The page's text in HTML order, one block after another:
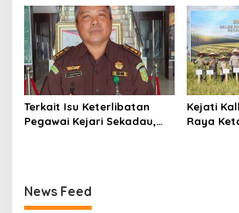
Ke – 33
2026
Terkait Isu Keterlibatan
Pegawai Kejari Sekadau,
Kejati
Raya
News Feed